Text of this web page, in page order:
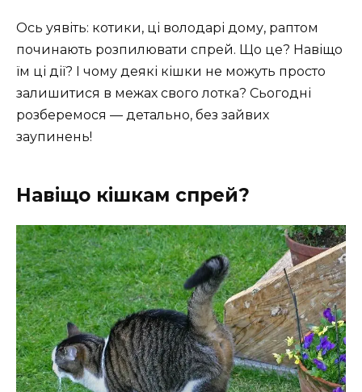
Ось уявіть: котики, ці володарі дому, раптом
починають розпилювати спрей. Що це? Навіщо
їм ці дії? І чому деякі кішки не можуть просто
залишитися в межах свого лотка? Сьогодні
розберемося — детально, без зайвих
заупинень!
Навіщо кішкам спрей?